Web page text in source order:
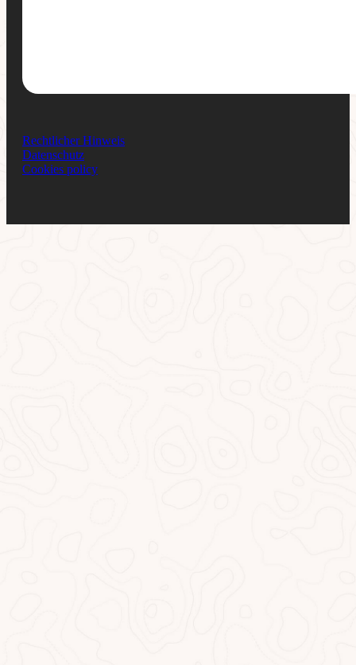
Rechtlicher Hinweis
Datenschutz
Cookies policy